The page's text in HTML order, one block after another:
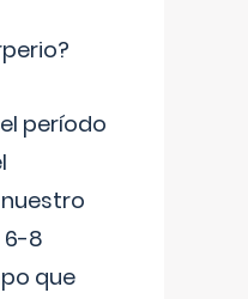
período
6-8
que